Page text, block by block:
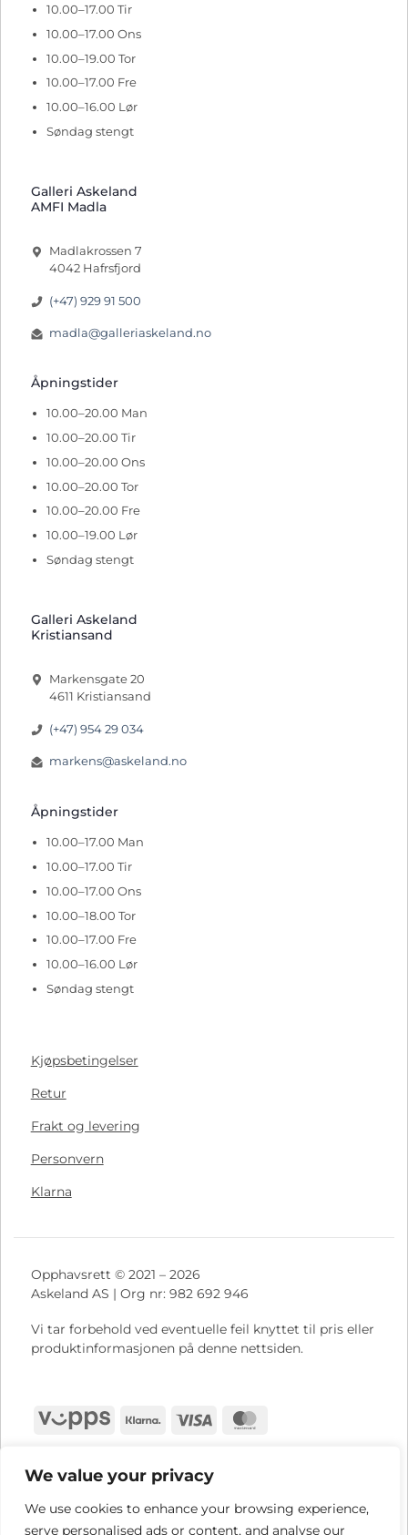
We value your privacy
We use cookies to enhance your browsing experience,
serve personalised ads or content, and analyse our
10.00–17.00 Tir
10.00–17.00 Ons
10.00–19.00 Tor
10.00–17.00 Fre
10.00–16.00 Lør
Søndag stengt
Galleri Askeland
AMFI Madla
Madlakrossen 7
4042 Hafrsfjord
(+47) 929 91 500
madla@galleriaskeland.no
Åpningstider
10.00–20.00 Man
10.00–20.00 Tir
10.00–20.00 Ons
10.00–20.00 Tor
10.00–20.00 Fre
10.00–19.00 Lør
Søndag stengt
Galleri Askeland
Kristiansand
Markensgate 20
4611 Kristiansand
(+47) 954 29 034
markens@askeland.no
Åpningstider
10.00–17.00 Man
10.00–17.00 Tir
10.00–17.00 Ons
10.00–18.00 Tor
10.00–17.00 Fre
10.00–16.00 Lør
Søndag stengt
Kjøpsbetingelser
Retur
Frakt og levering
Personvern
Klarna
Opphavsrett © 2021 – 2026
Askeland AS | Org nr: 982 692 946
Vi tar forbehold ved eventuelle feil knyttet til pris eller
produktinformasjonen på denne nettsiden.
Vipps Klarna Visa